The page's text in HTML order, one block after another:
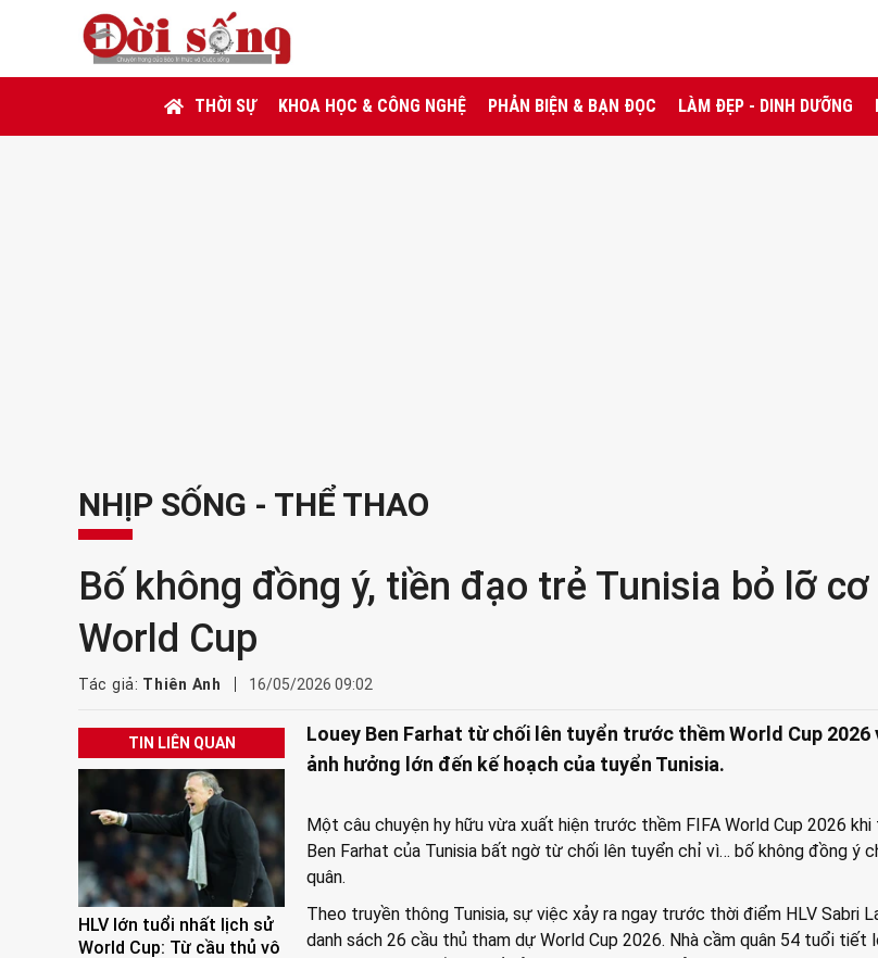
THỜI SỰ KHOA HỌC & CÔNG NGHỆ PHẢN BIỆN & BẠN ĐỌC LÀM ĐẸP - DINH DƯỠNG
NHỊP SỐNG - THỂ THAO
Bố không đồng ý, tiền đạo trẻ Tunisia bỏ lỡ
World Cup
Tác giả: Thiên Anh 16/05/2026 09:02
TIN LIÊN QUAN
HLV lớn tuổi nhất lịch sử
World Cup: Từ cầu thủ vô
Louey Ben Farhat từ chối lên tuyển trước thềm World Cup 2026
ảnh hưởng lớn đến kế hoạch của tuyển Tunisia.
Một câu chuyện hy hữu vừa xuất hiện trước thềm FIFA World Cup 2026
Ben Farhat của Tunisia bất ngờ từ chối lên tuyển chỉ vì… bố không đồng ý
quân.
Theo truyền thông Tunisia, sự việc xảy ra ngay trước thời điểm HLV Sabri
danh sách 26 cầu thủ tham dự World Cup 2026. Nhà cầm quân 54 tuổi tiết